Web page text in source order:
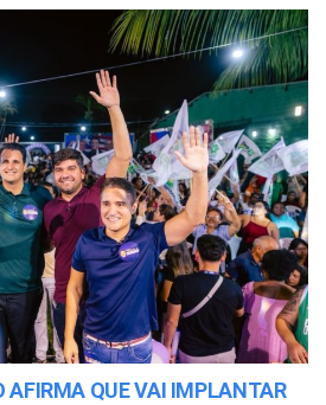
AFIRMA QUE VAI IMPLANTAR